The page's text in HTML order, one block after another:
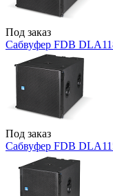
Под заказ
Сабвуфер FDB
Под заказ
Сабвуфер FDB